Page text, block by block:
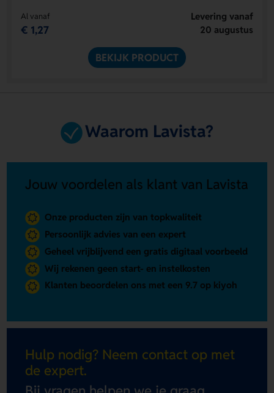
Al vanaf
€ 1,27
Levering vanaf
20 augustus
BEKIJK PRODUCT
Waarom Lavista?
Jouw voordelen als klant van Lavista
Onze producten zijn van topkwaliteit
Persoonlijk advies van een expert
Geheel vrijblijvend een gratis digitaal voorbeeld
Wij rekenen geen start- en instelkosten
Klanten beoordelen ons met een 9.7 op kiyoh
Hulp nodig? Neem contact op met
de expert.